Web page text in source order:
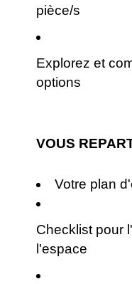
pièce/s
Explorez et
options
VOUS
Votre plan
Checklist pour
l'espace